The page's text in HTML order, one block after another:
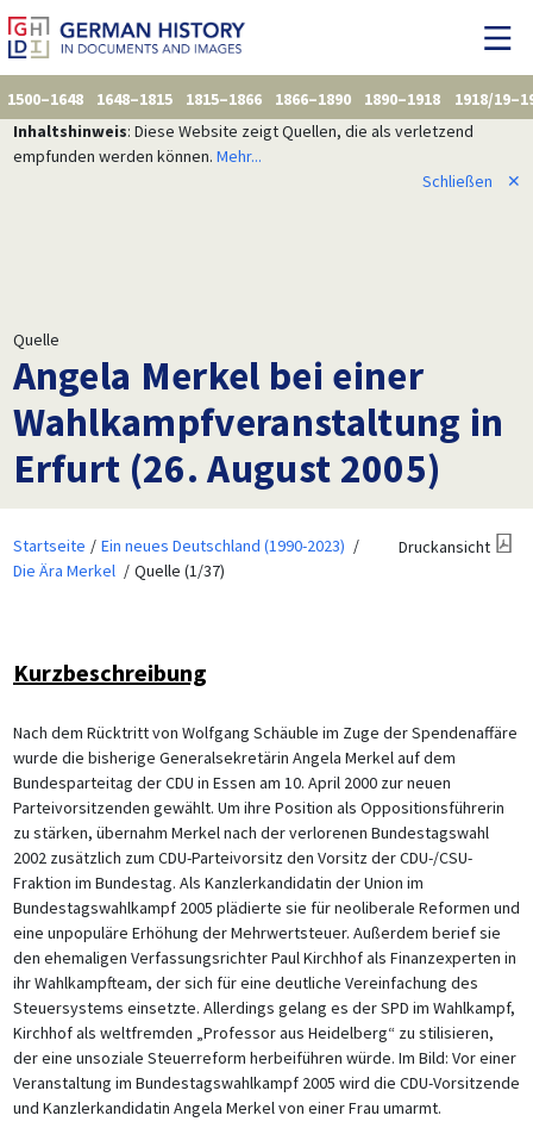
1500–1648 1648–1815 1815–1866 1866–1890 1890–1918
1918/
Inhaltshinweis: Diese Website zeigt Quellen, die als verletzend
empfunden werden können. Mehr...
Schließen
✕
Quelle
Angela Merkel bei einer
Wahlkampfveranstaltung in
Erfurt (26. August 2005)
Startseite
Ein neues Deutschland (1990-2023)
Die Ära Merkel
Quelle (1/37)
Druckansicht
Kurzbeschreibung
Nach dem Rücktritt von Wolfgang Schäuble im Zuge der Spendenaffäre
wurde die bisherige Generalsekretärin Angela Merkel auf dem
Bundesparteitag der CDU in Essen am 10. April 2000 zur neuen
Parteivorsitzenden gewählt. Um ihre Position als Oppositionsführerin
zu stärken, übernahm Merkel nach der verlorenen Bundestagswahl
2002 zusätzlich zum CDU-Parteivorsitz den Vorsitz der CDU-/CSU-
Fraktion im Bundestag. Als Kanzlerkandidatin der Union im
Bundestagswahlkampf 2005 plädierte sie für neoliberale Reformen und
eine unpopuläre Erhöhung der Mehrwertsteuer. Außerdem berief sie
den ehemaligen Verfassungsrichter Paul Kirchhof als Finanzexperten in
ihr Wahlkampfteam, der sich für eine deutliche Vereinfachung des
Steuersystems einsetzte. Allerdings gelang es der SPD im Wahlkampf,
Kirchhof als weltfremden „Professor aus Heidelberg“ zu stilisieren,
der eine unsoziale Steuerreform herbeiführen würde. Im Bild: Vor einer
Veranstaltung im Bundestagswahlkampf 2005 wird die CDU-Vorsitzende
und Kanzlerkandidatin Angela Merkel von einer Frau umarmt.